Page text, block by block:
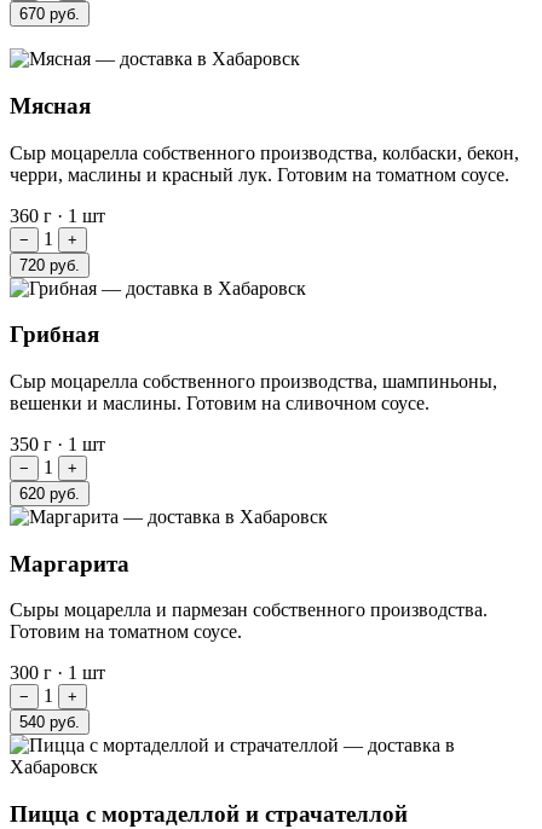
670 руб.
Мясная
Сыр моцарелла собственного производства, колбаски, бекон,
черри, маслины и красный лук. Готовим на томатном соусе.
360 г · 1 шт
− 1
+
720 руб.
Грибная
Сыр моцарелла собственного производства, шампиньоны,
вешенки и маслины. Готовим на сливочном соусе.
350 г · 1 шт
− 1
+
620 руб.
Маргарита
Сыры моцарелла и пармезан собственного производства.
Готовим на томатном соусе.
300 г · 1 шт
− 1
+
540 руб.
Пицца с мортаделлой и страчателлой